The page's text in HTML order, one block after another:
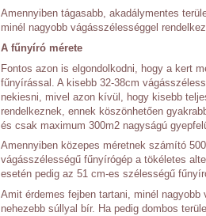
Amennyiben tágasabb, akadálymentes
minél nagyobb vágásszélességgel
A fűnyíró mérete
Fontos azon is elgondolkodni, hogy a kert
fűnyírással. A kisebb 32-38cm
nekiesni, mivel azon kívül, hogy kisebb
rendelkeznek, ennek köszönhetően
és csak maximum 300m2 nagyságú
Amennyiben közepes méretnek számító
vágásszélességű fűnyírógép a tökéletes
esetén pedig az 51 cm-es szélességű
Amit érdemes fejben tartani, minél
nehezebb súllyal bír. Ha pedig dombos